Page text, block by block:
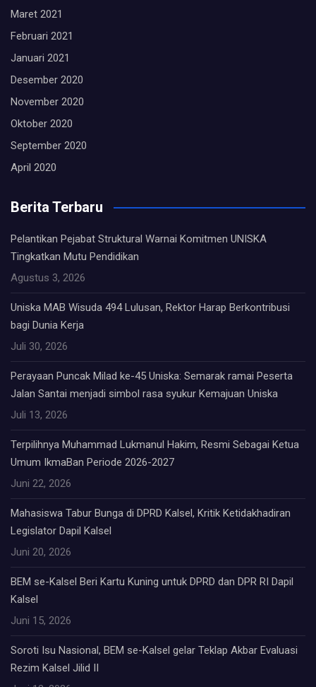
Maret 2021
Februari 2021
Januari 2021
Desember 2020
November 2020
Oktober 2020
September 2020
April 2020
Berita Terbaru
Pelantikan Pejabat Struktural Warnai Komitmen UNISKA
Tingkatkan Mutu Pendidikan
Agustus 3, 2026
Uniska MAB Wisuda 494 Lulusan, Rektor Harap Berkontribusi
bagi Dunia Kerja
Juli 30, 2026
Perayaan Puncak Milad ke-45 Uniska: Semarak ramai Peserta
Jalan Santai menjadi simbol rasa syukur Kemajuan Uniska
Juli 13, 2026
Terpilihnya Muhammad Lukmanul Hakim, Resmi Sebagai Ketua
Umum IkmaBan Periode 2026-2027
Juni 22, 2026
Mahasiswa Tabur Bunga di DPRD Kalsel, Kritik Ketidakhadiran
Legislator Dapil Kalsel
Juni 20, 2026
BEM se-Kalsel Beri Kartu Kuning untuk DPRD dan DPR RI Dapil
Kalsel
Juni 15, 2026
Soroti Isu Nasional, BEM se-Kalsel gelar Teklap Akbar Evaluasi
Rezim Kalsel Jilid II